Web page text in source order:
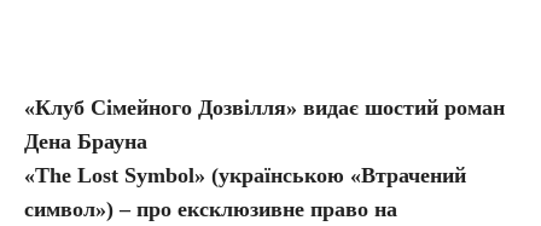
«Клуб Сімейного Дозвілля» видає шостий роман
Дена Брауна
«The Lost Symbol» (українською «Втрачений
символ») – про ексклюзивне право на